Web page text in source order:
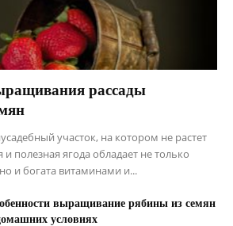
рассады
участок, на котором не растет
и полезная ягода обладает не только
и богата витаминами и...
выращивание рябины из семян
условиях